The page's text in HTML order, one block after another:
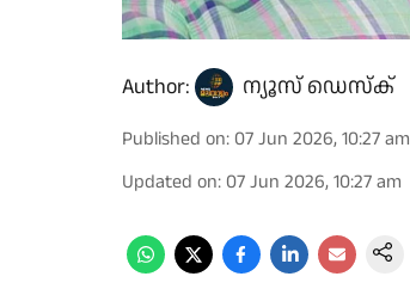
Author: ന്യൂസ് ഡെസ്ക്
Published on: 07 Jun 2026, 10:27 am
Updated on: 07 Jun 2026, 10:27 am